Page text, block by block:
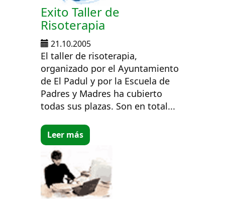
Exito Taller de
Risoterapia
21.10.2005
El taller de risoterapia,
organizado por el Ayuntamiento
de El Padul y por la Escuela de
Padres y Madres ha cubierto
todas sus plazas. Son en total...
Leer más